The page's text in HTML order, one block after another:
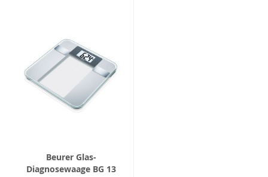
Beurer Glas-
Diagnosewaage BG 13